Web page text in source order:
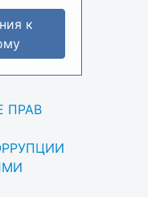
к
ПРАВ